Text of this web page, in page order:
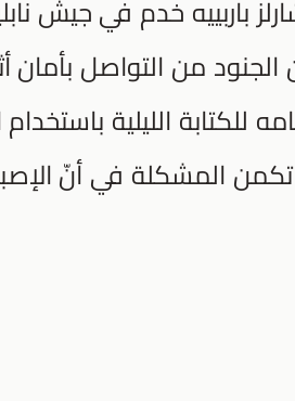
باربييه خدم في جيش
الجنود من التواصل بأمان
المشكلة في أنّ